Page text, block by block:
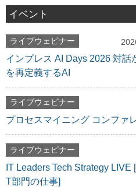
イベント
ライブウェビナー
インプレス AI Days 2026 対
を再定義するAI
ライブウェビナー
プロセスマイニング コンファ
ライブウェビナー
IT Leaders Tech Strategy LIVE
T部門の仕事]